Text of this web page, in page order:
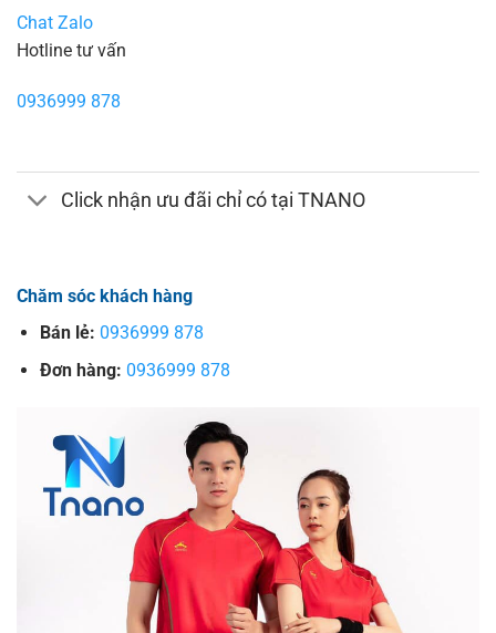
Chat Zalo
Hotline tư vấn
0936999 878
Click nhận ưu đãi chỉ có tại TNANO
Chăm sóc khách hàng
Bán lẻ: 0936999 878
Đơn hàng: 0936999 878